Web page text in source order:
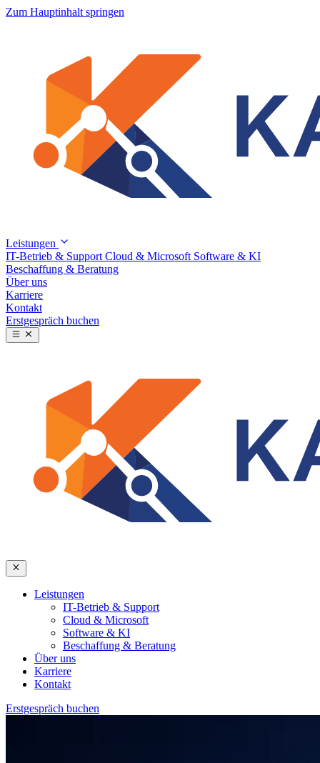
Zum Hauptinhalt springen
Leistungen
IT-Betrieb & Support Cloud & Microsoft Software & KI
Beschaffung & Beratung
Über uns
Karriere
Kontakt
Erstgespräch buchen
Leistungen
IT-Betrieb & Support
Cloud & Microsoft
Software & KI
Beschaffung & Beratung
Über uns
Karriere
Kontakt
Erstgespräch buchen